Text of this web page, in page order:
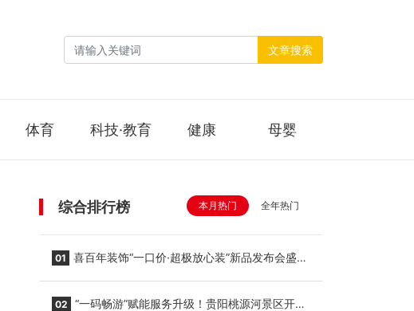
文章搜索
体育 科技·教育 健康 母婴
综合排行榜 本月热门 全年热门
01 喜百年装饰“一口价·超极放心装”新品发布会盛大
02 “一码畅游”赋能服务升级！贵阳桃源河景区开